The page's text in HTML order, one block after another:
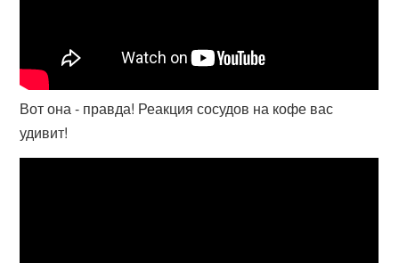
Вот она - правда! Реакция сосудов на кофе вас
удивит!